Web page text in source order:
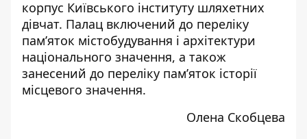
корпус Київського інституту шляхетних
дівчат. Палац включений до переліку
пам’яток містобудування і архітектури
національного значення, а також
занесений до переліку пам’яток історії
місцевого значення.
Олена Скобцева